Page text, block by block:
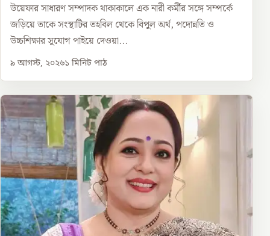
উয়েফার সাধারণ সম্পাদক থাকাকালে এক নারী কর্মীর সঙ্গে সম্পর্কে
জড়িয়ে তাকে সংস্থাটির তহবিল থেকে বিপুল অর্থ, পদোন্নতি ও
উচ্চশিক্ষার সুযোগ পাইয়ে দেওয়া...
৯ আগস্ট, ২০২৬১ মিনিট পাঠ